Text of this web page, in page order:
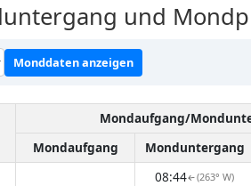
und
Monddaten anzeigen
Mondaufgang/
Mondaufgang
Monduntergang
08:44↑(263° W)